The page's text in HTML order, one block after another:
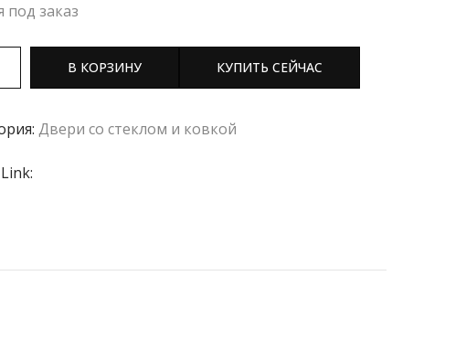
под заказ
В КОРЗИНУ КУПИТЬ СЕЙЧАС
Двери со стеклом и ковкой